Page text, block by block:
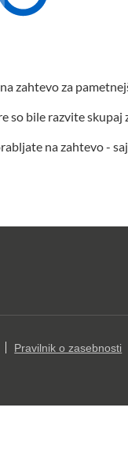
zahtevo za
so bile razvite
na zahtevo -
Pravilnik o zasebnosti